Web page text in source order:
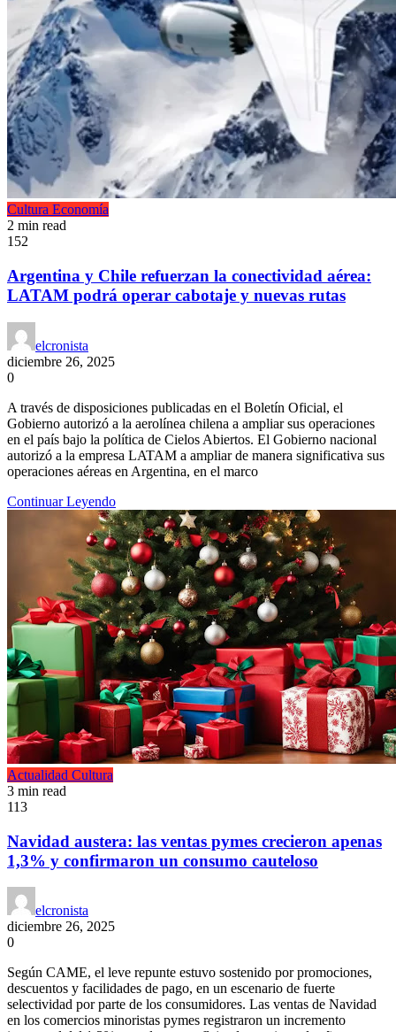
Cultura Economía
2 min read
152
Argentina y Chile refuerzan la conectividad aérea:
LATAM podrá operar cabotaje y nuevas rutas
elcronista
diciembre 26, 2025
0
A través de disposiciones publicadas en el Boletín Oficial, el
Gobierno autorizó a la aerolínea chilena a ampliar sus operaciones
en el país bajo la política de Cielos Abiertos. El Gobierno nacional
autorizó a la empresa LATAM a ampliar de manera significativa sus
operaciones aéreas en Argentina, en el marco
Continuar Leyendo
Actualidad Cultura
3 min read
113
Navidad austera: las ventas pymes crecieron apenas
1,3% y confirmaron un consumo cauteloso
elcronista
diciembre 26, 2025
0
Según CAME, el leve repunte estuvo sostenido por promociones,
descuentos y facilidades de pago, en un escenario de fuerte
selectividad por parte de los consumidores. Las ventas de Navidad
en los comercios minoristas pymes registraron un incremento